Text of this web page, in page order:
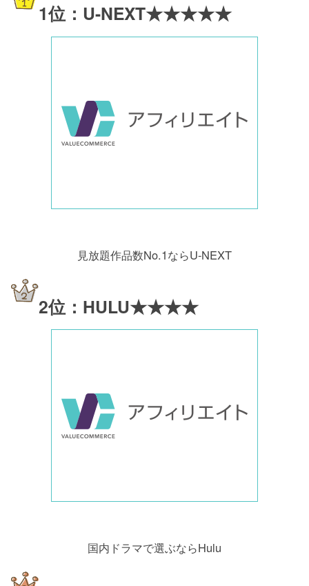
1位：U-NEXT★★★★★
見放題作品数No.1ならU-NEXT
2位：HULU★★★★
国内ドラマで選ぶならHulu